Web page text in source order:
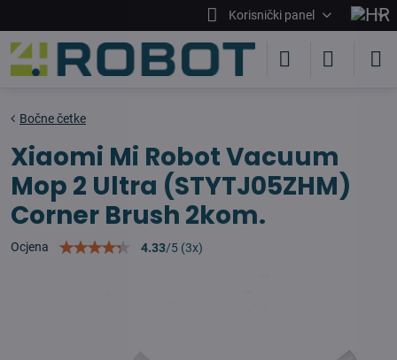
Korisnički panel
Bočne četke
Xiaomi Mi Robot Vacuum
Mop 2 Ultra (STYTJ05ZHM)
Corner Brush 2kom.
Ocjena 4.33/5 (3x)